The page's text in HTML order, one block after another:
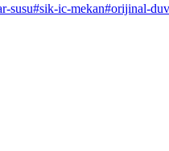
susu#sik-ic-mekan#orijinal-